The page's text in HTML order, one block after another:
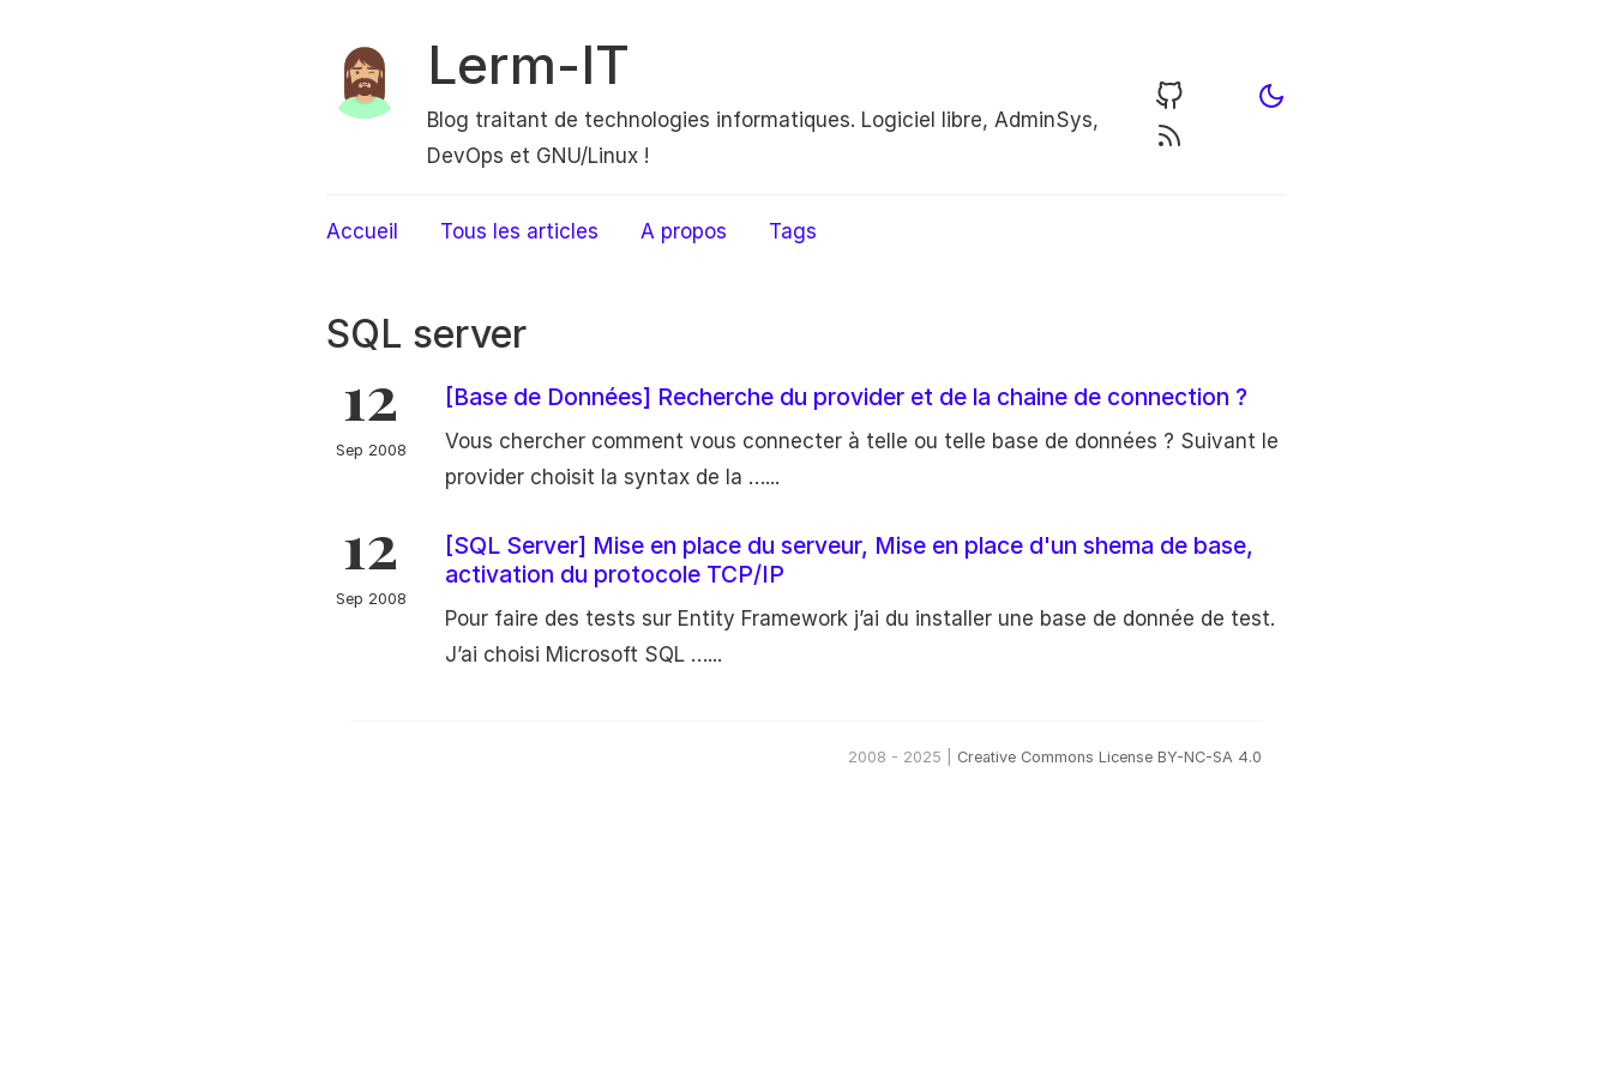
Lerm-IT
Blog traitant de technologies informatiques. Logiciel libre, AdminSys,
DevOps et GNU/Linux !
Accueil Tous les articles A propos Tags
SQL server
12
Sep 2008
[Base de Données] Recherche du provider et de la chaine de connection ?
Vous chercher comment vous connecter à telle ou telle base de données ? Suivant le
provider choisit la syntax de la …...
12
Sep 2008
[SQL Server] Mise en place du serveur, Mise en place d'un shema de base,
activation du protocole TCP/IP
Pour faire des tests sur Entity Framework j’ai du installer une base de donnée de test.
J’ai choisi Microsoft SQL …...
2008 - 2025 | Creative Commons License BY-NC-SA 4.0